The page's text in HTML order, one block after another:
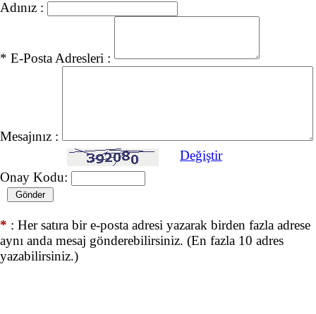
Adınız :
* E-Posta Adresleri :
Mesajınız :
Değiştir
Onay Kodu:
* : Her satıra bir e-posta adresi yazarak birden fazla adrese
aynı anda mesaj gönderebilirsiniz. (En fazla 10 adres
yazabilirsiniz.)